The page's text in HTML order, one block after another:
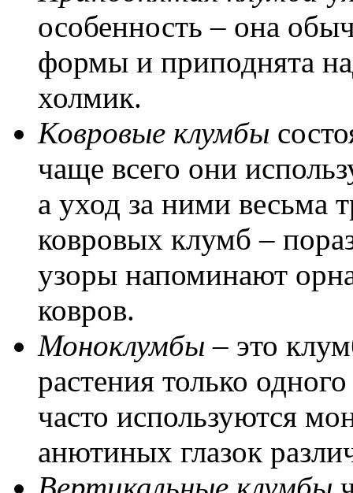
особенность – она
формы и приподнята
холмик.
Ковровые клумбы
чаще всего они
а уход за ними
ковровых клумб –
узоры напоминают
ковров.
Моноклумбы – это
растения только
часто используются
анютиных глазок